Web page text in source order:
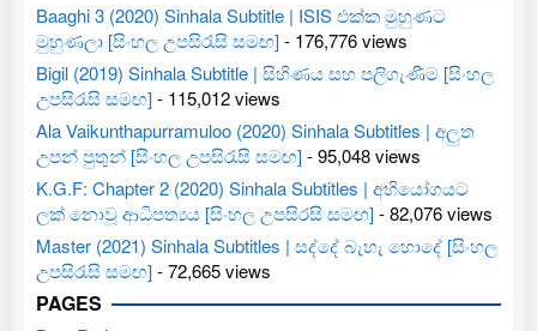
Baaghi 3 (2020) Sinhala Subtitle | ISIS එක්ක මුහුණට
මුහුණලා [සිංහල උපසිරැසි සමඟ]- 176,776 views
Bigil (2019) Sinhala Subtitle | සිහිණය සහ පලිගැණීම [සිංහල
උපසිරැසි සමඟ]- 115,012 views
Ala Vaikunthapurramuloo (2020) Sinhala Subtitles | අලුත
උපන් පුතුන් [සිංහල උපසිරැසි සමඟ]- 95,048 views
K.G.F: Chapter 2 (2020) Sinhala Subtitles | අභියෝගයට
ලක් නොවූ ආධිපත්‍යය [සිංහල උපසිරසි සමඟ]- 82,076 views
Master (2021) Sinhala Subtitles | සද්දේ බැහැ හොදේ [සිංහල
උපසිරැසි සමඟ]- 72,665 views
PAGES